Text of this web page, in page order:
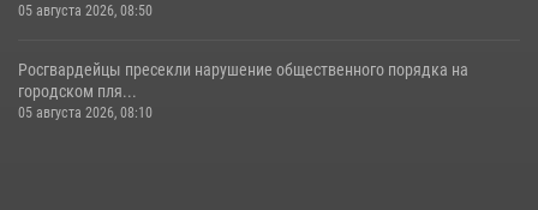
05 августа 2026, 08:50
Росгвардейцы пресекли нарушение общественного порядка на
городском пля...
05 августа 2026, 08:10